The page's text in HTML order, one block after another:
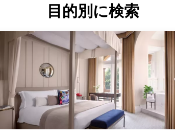
目的別に検索